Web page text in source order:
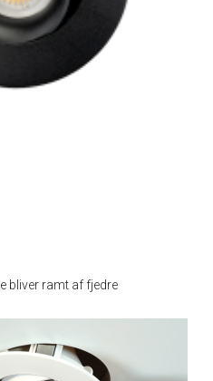
bliver ramt af fjedre